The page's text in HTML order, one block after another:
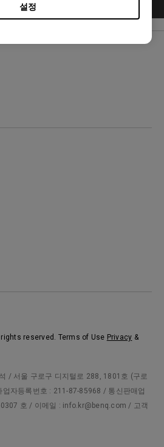
설정
reserved. Terms of Use Privacy &
/ 서울 구로구 디지털로 288, 1801호 (구로
자등록번호 : 211-87-85968 / 통신판매업
호 / 이메일 : info.kr@benq.com / 고객